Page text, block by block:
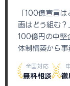
「100億宣言
画はどう組む
100億円の中堅
体制構築から事
全国対応
無料相談 徹